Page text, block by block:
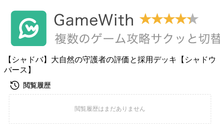
【シャドバ】大自然の守護者の評価と採用デッキ【シャドウ
バース】